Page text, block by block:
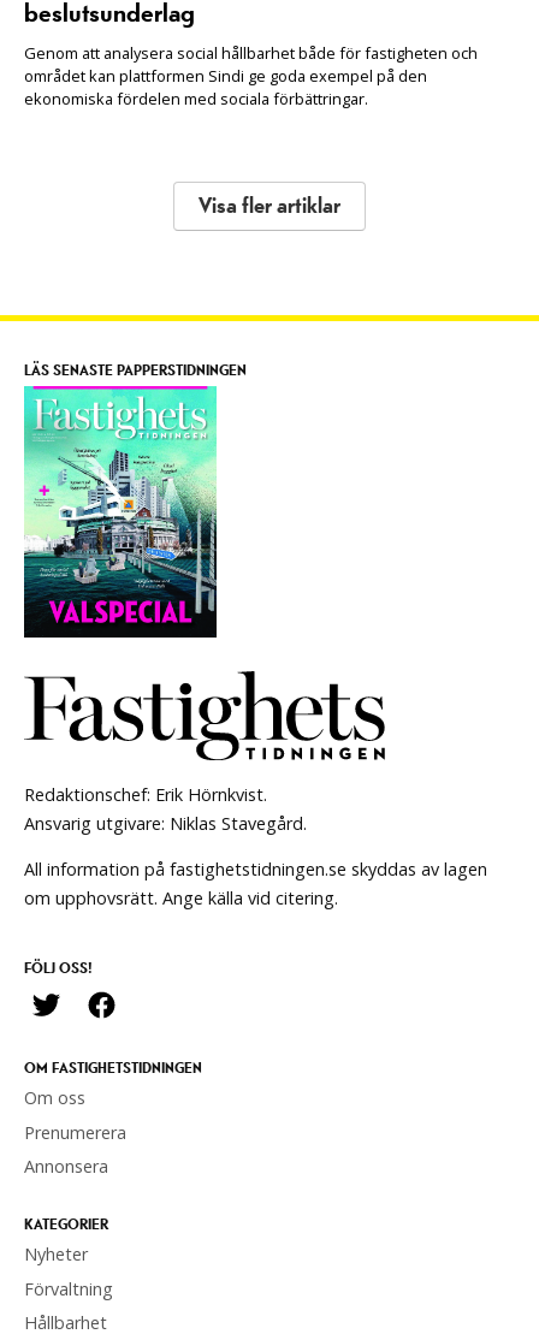
beslutsunderlag
Genom att analysera social hållbarhet både för fastigheten och
området kan plattformen Sindi ge goda exempel på den
ekonomiska fördelen med sociala förbättringar.
Visa fler artiklar
Redaktionschef: Erik Hörnkvist.
Ansvarig utgivare: Niklas Stavegård.
All information på fastighetstidningen.se skyddas av lagen
om upphovsrätt. Ange källa vid citering.
FÖLJ OSS!
OM FASTIGHETSTIDNINGEN
Om oss
Prenumerera
Annonsera
KATEGORIER
Nyheter
Förvaltning
Hållbarhet
LÄS SENASTE PAPPERSTIDNINGEN